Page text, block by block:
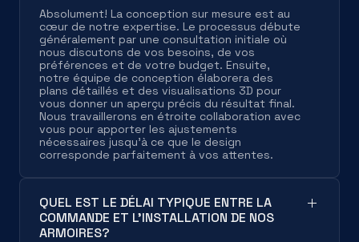
Absolument! La conception sur mesure est au
cœur de notre expertise. Le processus débute
généralement par une consultation initiale où
nous discutons de vos besoins, de vos
préférences et de votre budget. Ensuite,
notre équipe de conception élaborera des
plans détaillés et des visualisations 3D pour
vous donner un aperçu précis du résultat final.
Nous travaillerons en étroite collaboration avec
vous pour apporter les ajustements
nécessaires jusqu'à ce que le design
corresponde parfaitement à vos attentes.
QUEL EST LE DÉLAI TYPIQUE ENTRE LA
COMMANDE ET L'INSTALLATION DE NOS
ARMOIRES?